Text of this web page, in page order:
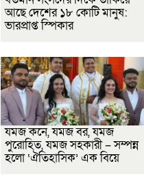
আছে দেশের ১৮ কোটি মানুষ:
ভারপ্রাপ্ত স্পিকার
যমজ কনে, যমজ বর, যমজ
পুরোহিত, যমজ সহকারী – সম্পন্ন
হলো ‘ঐতিহাসিক’ এক বিয়ে